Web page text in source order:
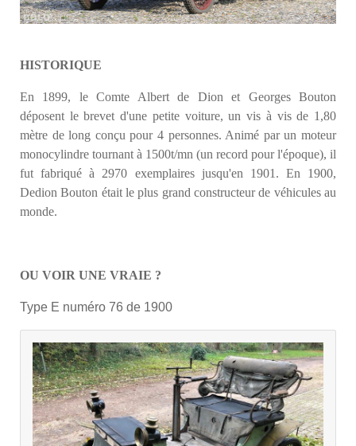
HISTORIQUE
En 1899, le Comte Albert de Dion et Georges Bouton
déposent le brevet d'une petite voiture, un vis à vis de 1,80
mètre de long conçu pour 4 personnes. Animé par un moteur
monocylindre tournant à 1500t/mn (un record pour l'époque), il
fut fabriqué à 2970 exemplaires jusqu'en 1901. En 1900,
Dedion Bouton était le plus grand constructeur de véhicules au
monde.
OU VOIR UNE VRAIE ?
Type E numéro 76 de 1900